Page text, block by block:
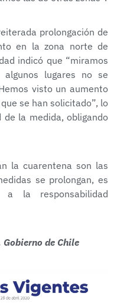
prolongación de
en la zona norte de
indicó que “miramos
lugares no se
visto un aumento
se han solicitado”, lo
la medida, obligando
la cuarentena son las
se prolongan, es
la responsabilidad
de Chile